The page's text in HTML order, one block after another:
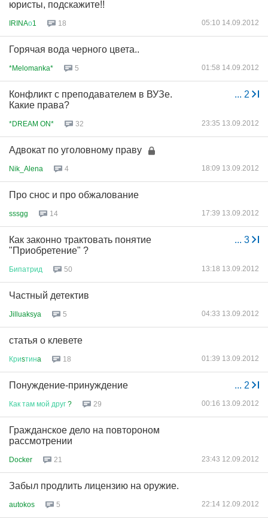
юристы, подскажите!!
IRINAо1 18 05:10 14.09.2012
Горячая вода черного цвета..
*Melomanka* 5 01:58 14.09.2012
... 2
Конфликт с преподавателем в ВУЗе.
Какие права?
*DREAM ON* 32 23:35 13.09.2012
Адвокат по уголовному праву
Nik_Alena 4 18:09 13.09.2012
Про снос и про обжалование
sssgg 14 17:39 13.09.2012
... 3
Как законно трактовать понятие
"Приобретение" ?
Бипатрид 50 13:18 13.09.2012
Частный детектив
Jilluaksya 5 04:33 13.09.2012
статья о клевете
Криsтинa 18 01:39 13.09.2012
... 2
Понуждение-принуждение
Как там мой друг ? 29 00:16 13.09.2012
Гражданское дело на повтороном
рассмотрении
Docker 21 23:43 12.09.2012
Забыл продлить лицензию на оружие.
autokos 5 22:14 12.09.2012